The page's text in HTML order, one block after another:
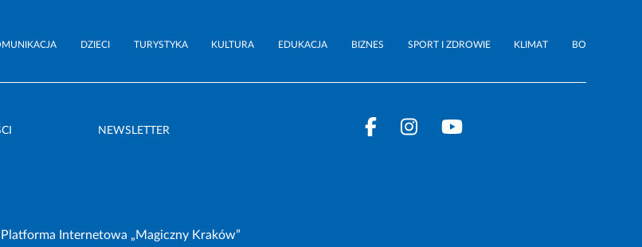
DZIECI TURYSTYKA KULTURA EDUKACJA BIZNES SPORT I ZDROWIE KLIMAT BO
NEWSLETTER
Internetowa „Magiczny Kraków”